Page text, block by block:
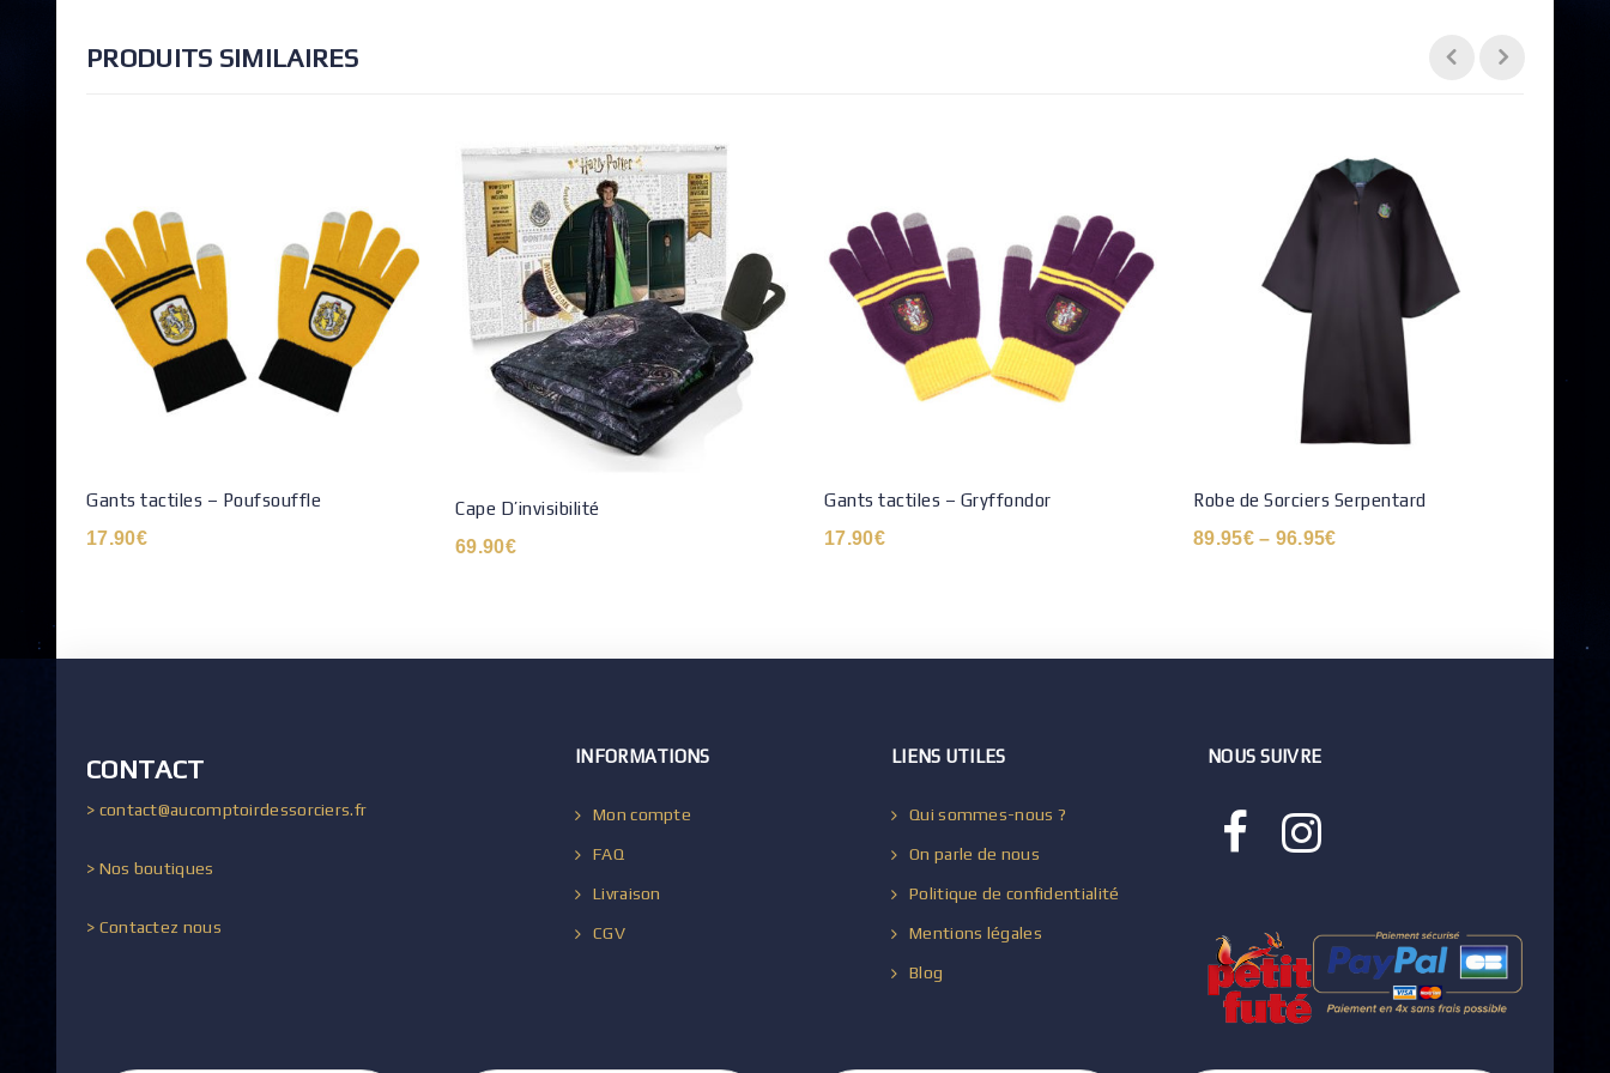
PRODUITS SIMILAIRES
Gants tactiles – Poufsouffle
17.90€
Cape D’invisibilité
69.90€
Gants tactiles – Gryffondor
17.90€
Robe de Sorciers Serpentard
89.95€– 96.95€
CONTACT
> contact@aucomptoirdessorciers.fr
> Nos boutiques
> Contactez nous
INFORMATIONS
Mon compte
FAQ
Livraison
CGV
LIENS UTILES
Qui sommes-nous ?
On parle de nous
Politique de confidentialité
Mentions légales
Blog
NOUS SUIVRE